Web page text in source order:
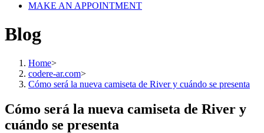
MAKE AN APPOINTMENT
Blog
Home>
codere-ar.com>
Cómo será la nueva camiseta de River y cuándo se presenta
Cómo será la nueva camiseta de River y
cuándo se presenta